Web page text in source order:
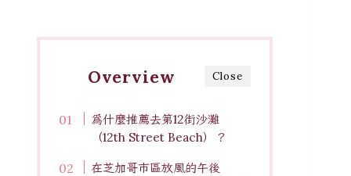
Close
Overview
為什麼推薦去第12街沙灘
（12th Street Beach）？
在芝加哥市區放風的午後